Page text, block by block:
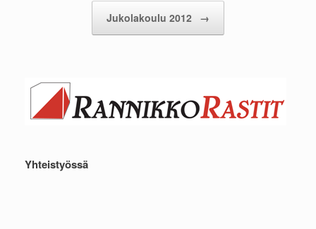
Jukolakoulu 2012 →
Yhteistyössä